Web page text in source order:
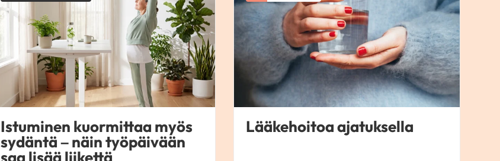
Istuminen kuormittaa myös
sydäntä – näin työpäivään
saa lisää liikettä
Lääkehoitoa ajatuksella